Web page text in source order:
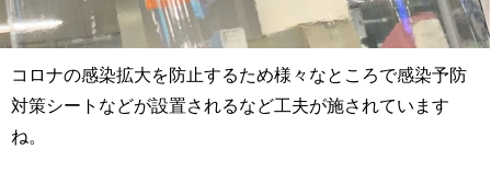
コロナの感染拡大を防止するため様々なところで感染予防
対策シートなどが設置されるなど工夫が施されています
ね。